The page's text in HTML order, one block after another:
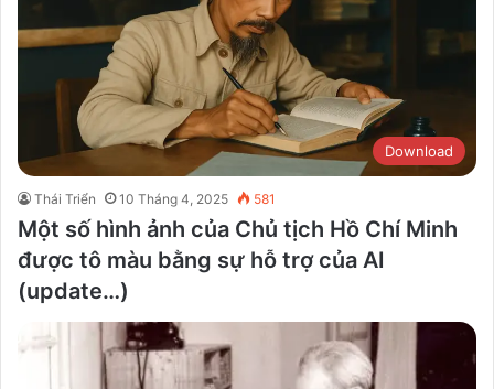
Download
Thái Triển 10 Tháng 4, 2025 581
Một số hình ảnh của Chủ tịch Hồ Chí Minh
được tô màu bằng sự hỗ trợ của AI
(update…)